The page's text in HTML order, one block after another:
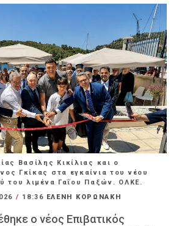
Βασίλης Κικίλιας και ο
Γκίκας στα εγκαίνια του νέου
του λιμένα Γαΐου Παξών. ΟΛΚΕ.
/ 18:36 ΕΛΕΝΗ ΚΟΡΩΝΑΚΗ
ο νέος Επιβατικός